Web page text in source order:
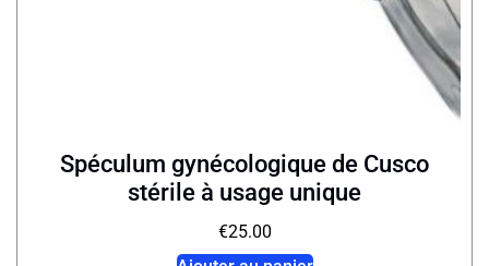
Spéculum gynécologique de Cusco
stérile à usage unique
€25.00